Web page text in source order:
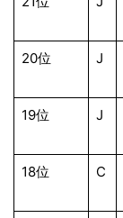
20位 J
19位 J
18位 C